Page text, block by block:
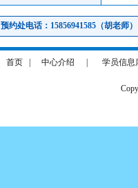
预约处电话：15856941585（胡老师）
首页 中心介绍 学员信息